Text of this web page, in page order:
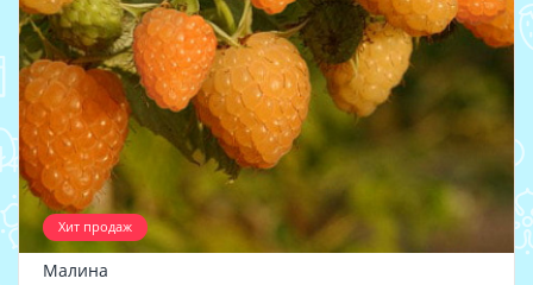
Хит продаж
Малина